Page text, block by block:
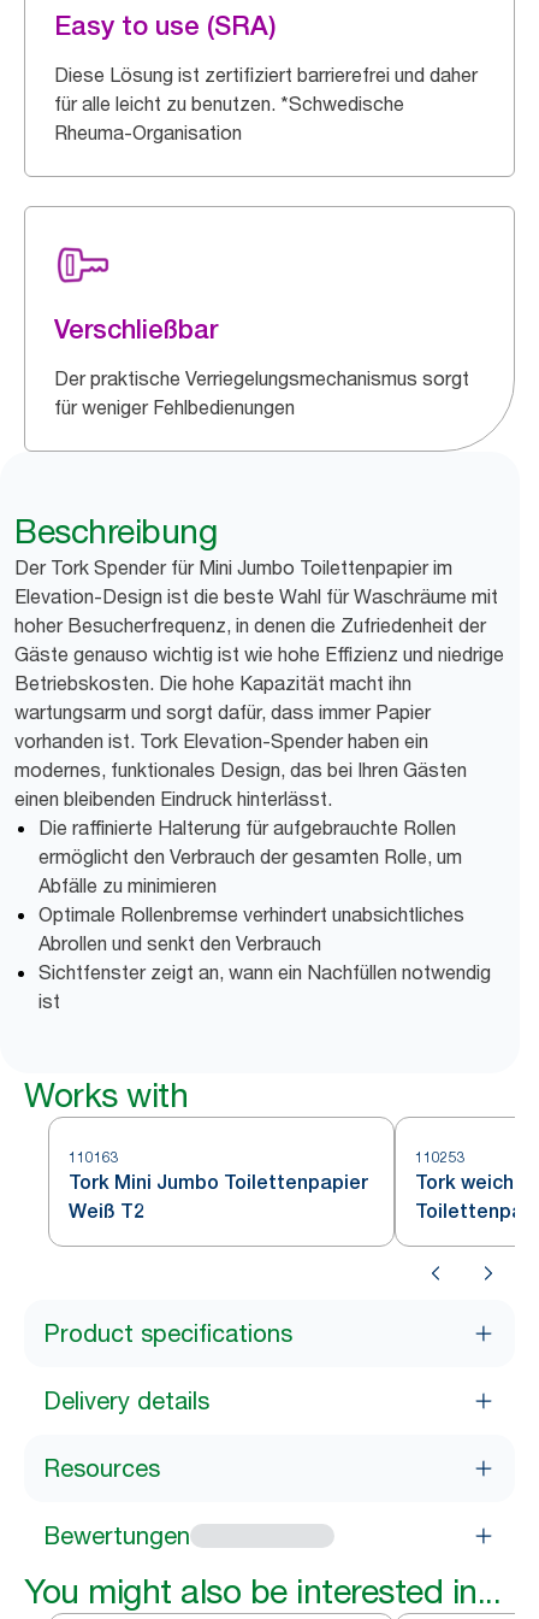
Easy to use (SRA)
Diese Lösung ist zertifiziert barrierefrei und daher
für alle leicht zu benutzen. *Schwedische
Rheuma-Organisation
Verschließbar
Der praktische Verriegelungsmechanismus sorgt
für weniger Fehlbedienungen
Beschreibung
Der Tork Spender für Mini Jumbo Toilettenpapier im
Elevation-Design ist die beste Wahl für Waschräume mit
hoher Besucherfrequenz, in denen die Zufriedenheit der
Gäste genauso wichtig ist wie hohe Effizienz und niedrige
Betriebskosten. Die hohe Kapazität macht ihn
wartungsarm und sorgt dafür, dass immer Papier
vorhanden ist. Tork Elevation-Spender haben ein
modernes, funktionales Design, das bei Ihren Gästen
einen bleibenden Eindruck hinterlässt.
Die raffinierte Halterung für aufgebrauchte Rollen
ermöglicht den Verbrauch der gesamten Rolle, um
Abfälle zu minimieren
Optimale Rollenbremse verhindert unabsichtliches
Abrollen und senkt den Verbrauch
Sichtfenster zeigt an, wann ein Nachfüllen notwendig
ist
Works with
110163
Tork Mini Jumbo Toilettenpapier
Weiß T2
110253
Tork
Product specifications
Delivery details
Resources
Bewertungen
You might also be interested in...